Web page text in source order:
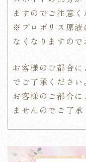
ますのでご注意く
※プロポリス原液
なくなりますので
お客様のご都合
でご了承ください。
お客様のご都合
ませんのでご了承